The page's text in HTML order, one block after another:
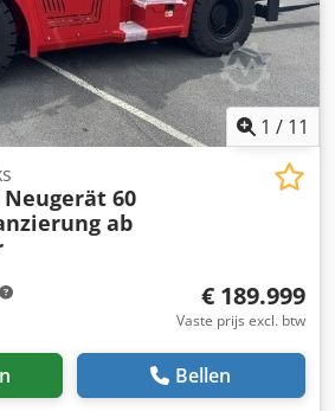
1 / 11
Neugerät 60
ab
€ 189.999
Vaste prijs excl. btw
Bellen